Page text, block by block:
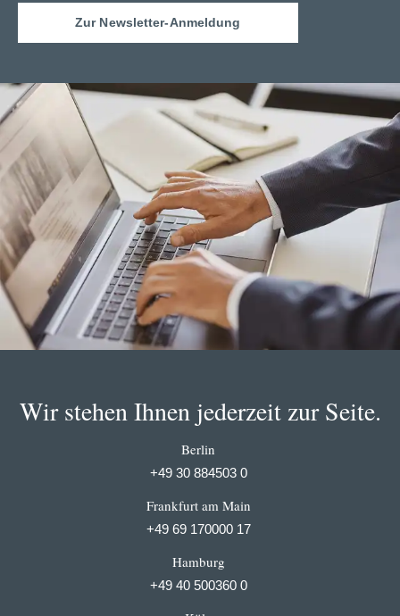
Zur Newsletter-Anmeldung
Wir stehen Ihnen jederzeit zur Seite.
Berlin
+49 30 884503 0
Frankfurt am Main
+49 69 170000 17
Hamburg
+49 40 500360 0